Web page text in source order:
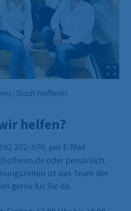
Stadt Hofheim
helfen?
202–570, per E-Mail
oder persönlich.
ist das Team der
gerne für Sie da.